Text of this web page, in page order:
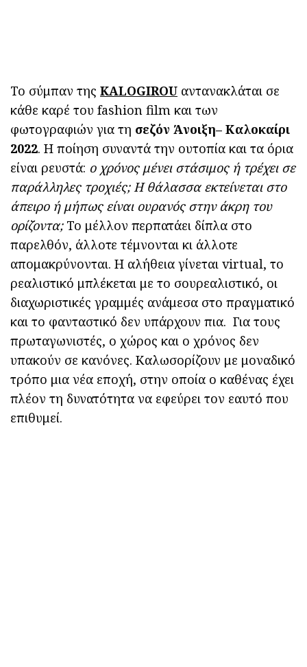
Το σύμπαν τηςKALOGIROU αντανακλάται σε
κάθε καρέ του fashion film και των
φωτογραφιών για τη σεζόν Άνοιξη–Καλοκαίρι
2022. Η ποίηση συναντά την ουτοπία και τα όρια
είναι ρευστά: ο χρόνος μένει στάσιμος ή τρέχει σε
παράλληλες τροχιές; Η θάλασσα εκτείνεται στο
άπειρο ή μήπως είναι ουρανός στην άκρη του
ορίζοντα;Το μέλλον περπατάει δίπλα στο
παρελθόν, άλλοτε τέμνονται κι άλλοτε
απομακρύνονται. Η αλήθεια γίνεται virtual, το
ρεαλιστικό μπλέκεται με το σουρεαλιστικό, οι
διαχωριστικές γραμμές ανάμεσα στο πραγματικό
και το φανταστικό δεν υπάρχουν πια. Για τους
πρωταγωνιστές, ο χώρος και ο χρόνος δεν
υπακούν σε κανόνες. Καλωσορίζουν με μοναδικό
τρόπο μια νέα εποχή, στην οποία ο καθένας έχει
πλέον τη δυνατότητα να εφεύρει τον εαυτό που
επιθυμεί.